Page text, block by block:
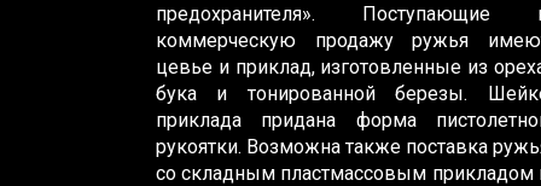
предохранителя». Поступающие
коммерческую продажу ружья
цевье и приклад, изготовленные из
бука и тонированной березы.
приклада придана форма
рукоятки. Возможна также поставка
со складным пластмассовым прикладом